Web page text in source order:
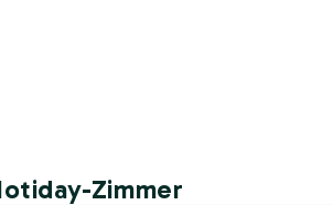
Zimmer